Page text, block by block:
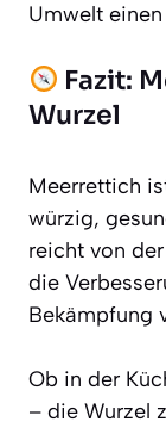
Umwelt
Fazit:
Wurzel
Meerrettich
würzig,
reicht von
die
Bekämpfung
Ob in der
– die Wurzel